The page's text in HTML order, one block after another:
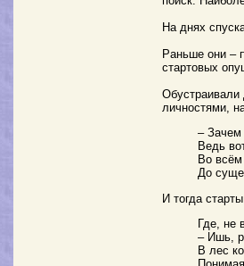
На днях
Раньше они –
стартовых
Обустраивали
личностями,
– Зачем
Ведь
Во
До
И тогда
Где, не
– Ишь,
В лес